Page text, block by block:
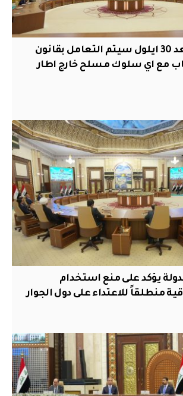
ادارة الدولة: بعد 30 ايلول سيتم التعامل بقانون
مع اي سلوك مسلح خارج اطار
يؤكد على منع استخدام
منطلقاً للاعتداء على دول الجوار